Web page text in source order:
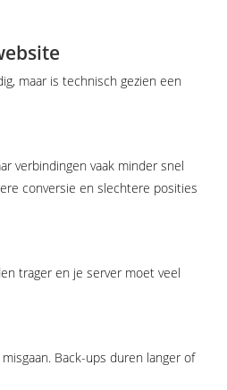
maar is technisch gezien een
verbindingen vaak minder snel
conversie en slechtere posities
trager en je server moet veel
Back-ups duren langer of